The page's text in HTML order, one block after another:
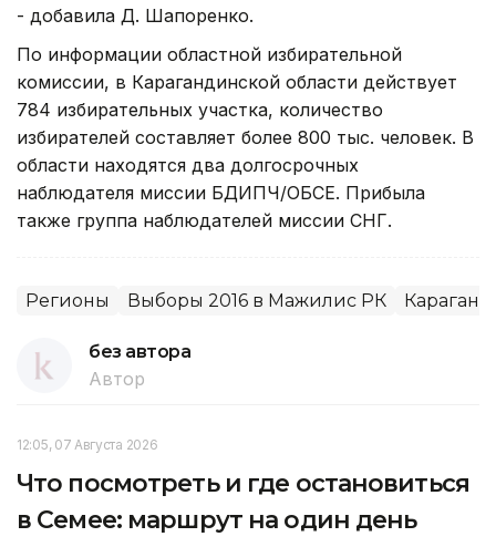
- добавила Д. Шапоренко.
По информации областной избирательной
комиссии, в Карагандинской области действует
784 избирательных участка, количество
избирателей составляет более 800 тыс. человек. В
области находятся два долгосрочных
наблюдателя миссии БДИПЧ/ОБСЕ. Прибыла
также группа наблюдателей миссии СНГ.
Регионы Выборы 2016 в Мажилис РК
без автора
Автор
12:05, 07 Августа 2026
Что посмотреть и где остановиться
в Семее: маршрут на один день